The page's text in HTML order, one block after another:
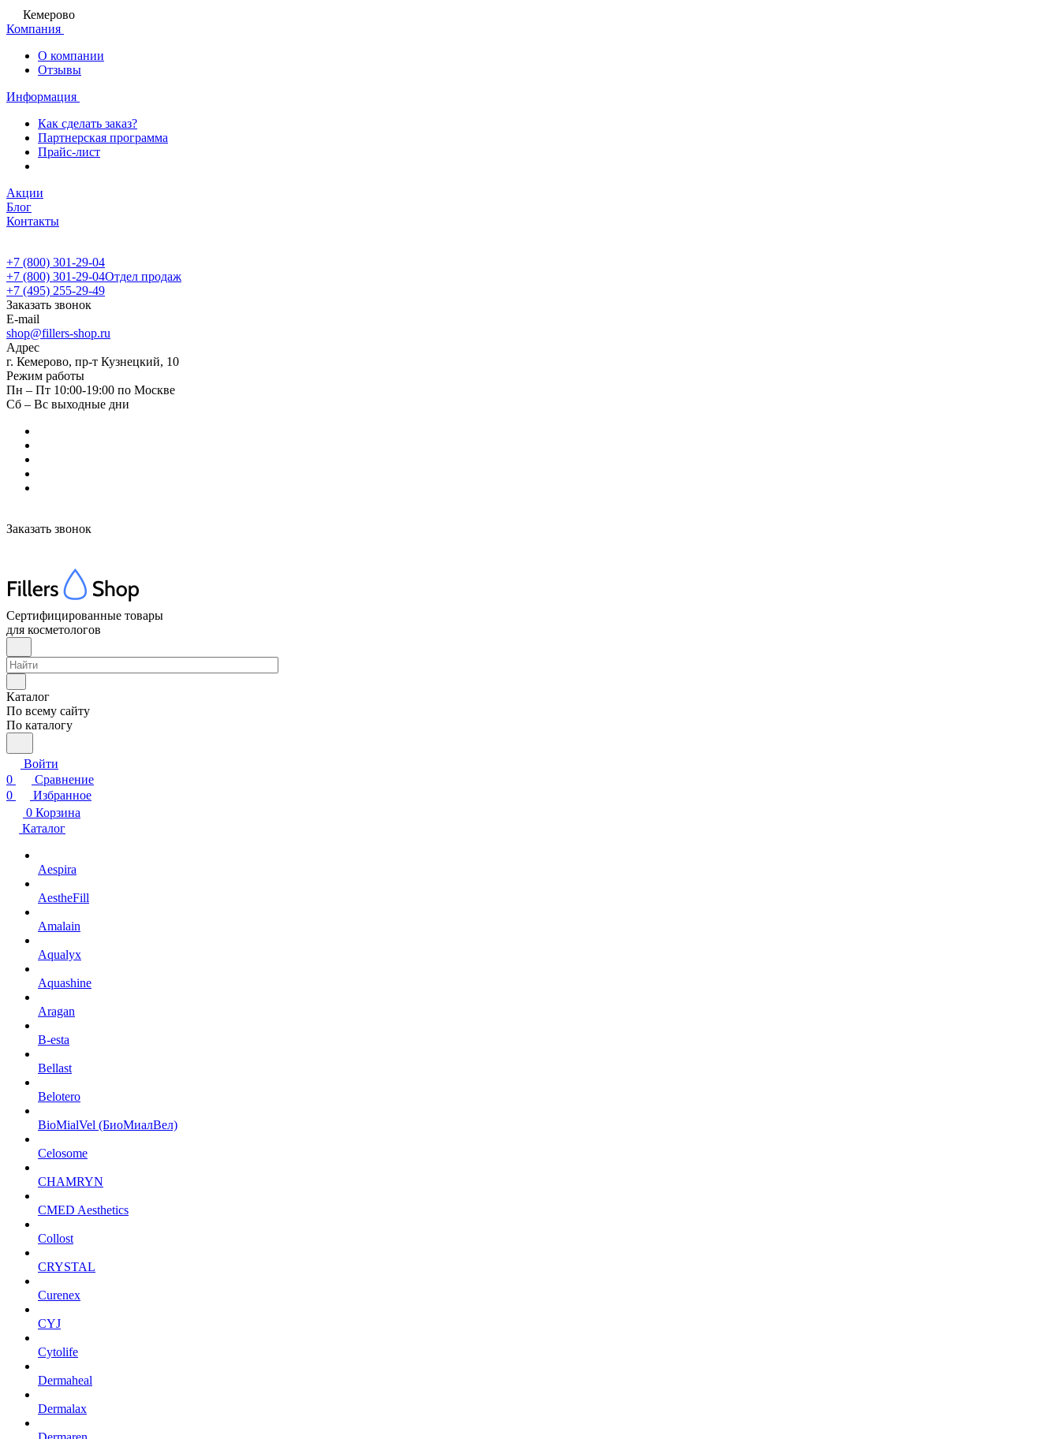
Кемерово
Компания
О компании
Отзывы
Информация
Как сделать заказ?
Партнерская программа
Прайс-лист
Акции
Блог
Контакты
+7 (800) 301-29-04
+7 (800) 301-29-04Отдел продаж
+7 (495) 255-29-49
Заказать звонок
E-mail
shop@fillers-shop.ru
Адрес
г. Кемерово, пр-т Кузнецкий, 10
Режим работы
Пн – Пт 10:00-19:00 по Москве
Сб – Вс выходные дни
Заказать звонок
Сертифицированные товары
для косметологов
Каталог
По всему сайту
По каталогу
Войти
0
Сравнение
0
Избранное
0 Корзина
Каталог
Aespira
AestheFill
Amalain
Aqualyx
Aquashine
Aragan
B-esta
Bellast
Belotero
BioMialVel (БиоМиалВел)
Celosome
CHAMRYN
CMED Aesthetics
Collost
CRYSTAL
Curenex
CYJ
Cytolife
Dermaheal
Dermalax